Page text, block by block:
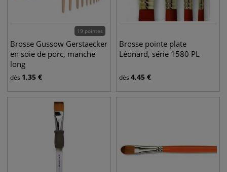
19 pointes
Brosse Gussow Gerstaecker
en soie de porc, manche
long
dès 1,35 €
Brosse pointe plate
Léonard, série 1580 PL
dès 4,45 €